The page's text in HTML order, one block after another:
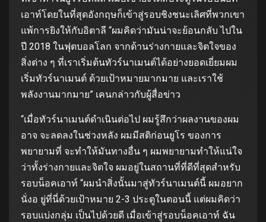
เอาท์โดยในที่สุดอังกฤษก็เข้าสู่รอบชิงชนะเลิศที่พวกเขา
แพ้การยิงให้กับอิตาลี “ผมคิดว่ามันน่าจะย้อนกลับ ไปใน
ปี 2018 ในฟุตบอลโลก จากด้านร่างกายและจิตใจของ
สิ่งต่าง ๆ ที่เราเริ่มต้นทัวร์นาเมนต์ได้อย่างยอดเยี่ยมผม
เริ่มทัวร์นาเมนต์ ด้วยเป้าหมายมากมาย และเราใช้
พลังงานมากมาย” เคนกล่าวกับผู้สื่อข่าว
“เมื่อทัวร์นาเมนต์ดําเนินต่อไป ผมรู้สึกว่าผลงานของผม
อาจ จะลดลงในช่วงหลัง ผมมีสติก่อนยูโร ของการ
พยายามที่ จะทําให้มันทางอื่น ๆ ผมพยายามทําให้แน่ใจ
ว่าทั้งร่างกายและจิตใจ ผมอยู่ในสถานที่ที่ดีที่สุดสําหรับ
รอบน็อคเอาท์ “ผมนําสิ่งนั้นมาสู่ทัวร์นาเมนต์นี้ ผมอยาก
นั่งอ ยู่ที่นี่ด้วยเป้าหมาย 2-3 ประตูในตอนนี้ แต่ผมคิดว่า
รอบแบ่งกลุ่ม เป็นไปด้วยดี เมื่อเข้าสู่รอบน็อคเอาท์ ฉัน